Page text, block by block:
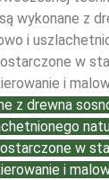
wykonane z
i
w
i
z drewna
w
i